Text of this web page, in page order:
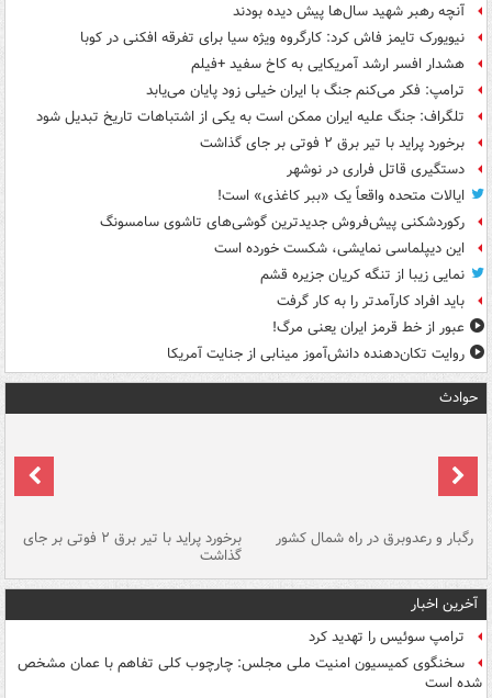
آنچه رهبر شهید سال‌ها پیش دیده بودند
نیویورک تایمز فاش کرد: کارگروه ویژه سیا برای تفرقه افکنی در کوبا
هشدار افسر ارشد آمریکایی به کاخ سفید +فیلم
ترامپ: فکر می‌کنم جنگ با ایران خیلی زود پایان می‌یابد
تلگراف: جنگ علیه ایران ممکن است به یکی از اشتباهات تاریخ تبدیل شود
برخورد پراید با تیر برق ۲ فوتی بر جای گذاشت
دستگیری قاتل فراری در نوشهر
ایالات متحده واقعاً یک «ببر کاغذی» است!
رکوردشکنی پیش‌فروش جدیدترین گوشی‌های تاشوی سامسونگ
این دیپلماسی نمایشی، شکست خورده است
نمایی زیبا از تنگه کریان جزیره قشم
باید افراد کارآمدتر را به کار گرفت
عبور از خط قرمز ایران یعنی مرگ!
روایت تکان‌دهنده دانش‌آموز مینابی از جنایت آمریکا
حوادث
رگبار و رعدوبرق در راه شمال کشور برخورد پراید با تیر برق ۲ فوتی بر جای
گذاشت
آخرین اخبار
ترامپ سوئیس را تهدید کرد
سخنگوی کمیسیون امنیت ملی مجلس: چارچوب کلی تفاهم با عمان مشخص
شده است